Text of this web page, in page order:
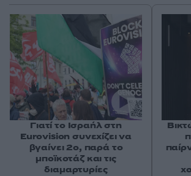
Γιατί το Ισραήλ στη
Eurovision συνεχίζει να
βγαίνει 2ο, παρά το
μποϊκοτάζ και τις
διαμαρτυρίες